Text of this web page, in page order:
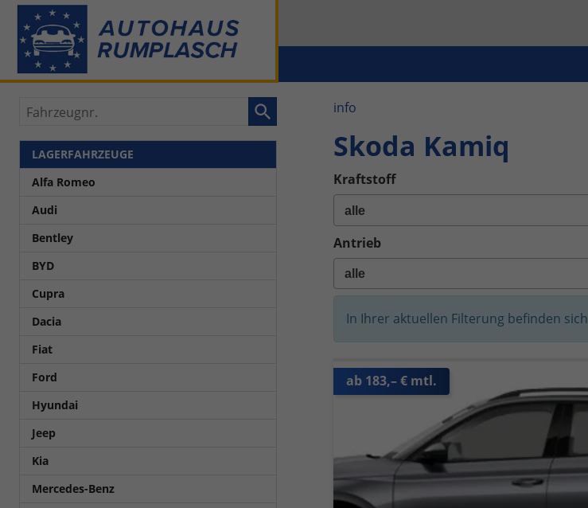
info
Skoda Kamiq
Kraftstoff
Antrieb
In Ihrer aktuellen Filterung befinden sich
ab 183,– € mtl.
Fahrzeugnr.
LAGERFAHRZEUGE
Alfa Romeo
Audi
Bentley
BYD
Cupra
Dacia
Fiat
Ford
Hyundai
Jeep
Kia
Mercedes-Benz